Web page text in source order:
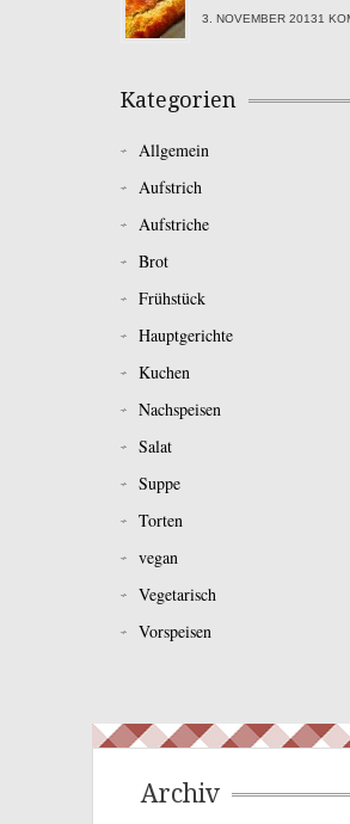
3. NOVEMBER 20131
Kategorien
Allgemein
Aufstrich
Aufstriche
Brot
Frühstück
Hauptgerichte
Kuchen
Nachspeisen
Salat
Suppe
Torten
vegan
Vegetarisch
Vorspeisen
Archiv